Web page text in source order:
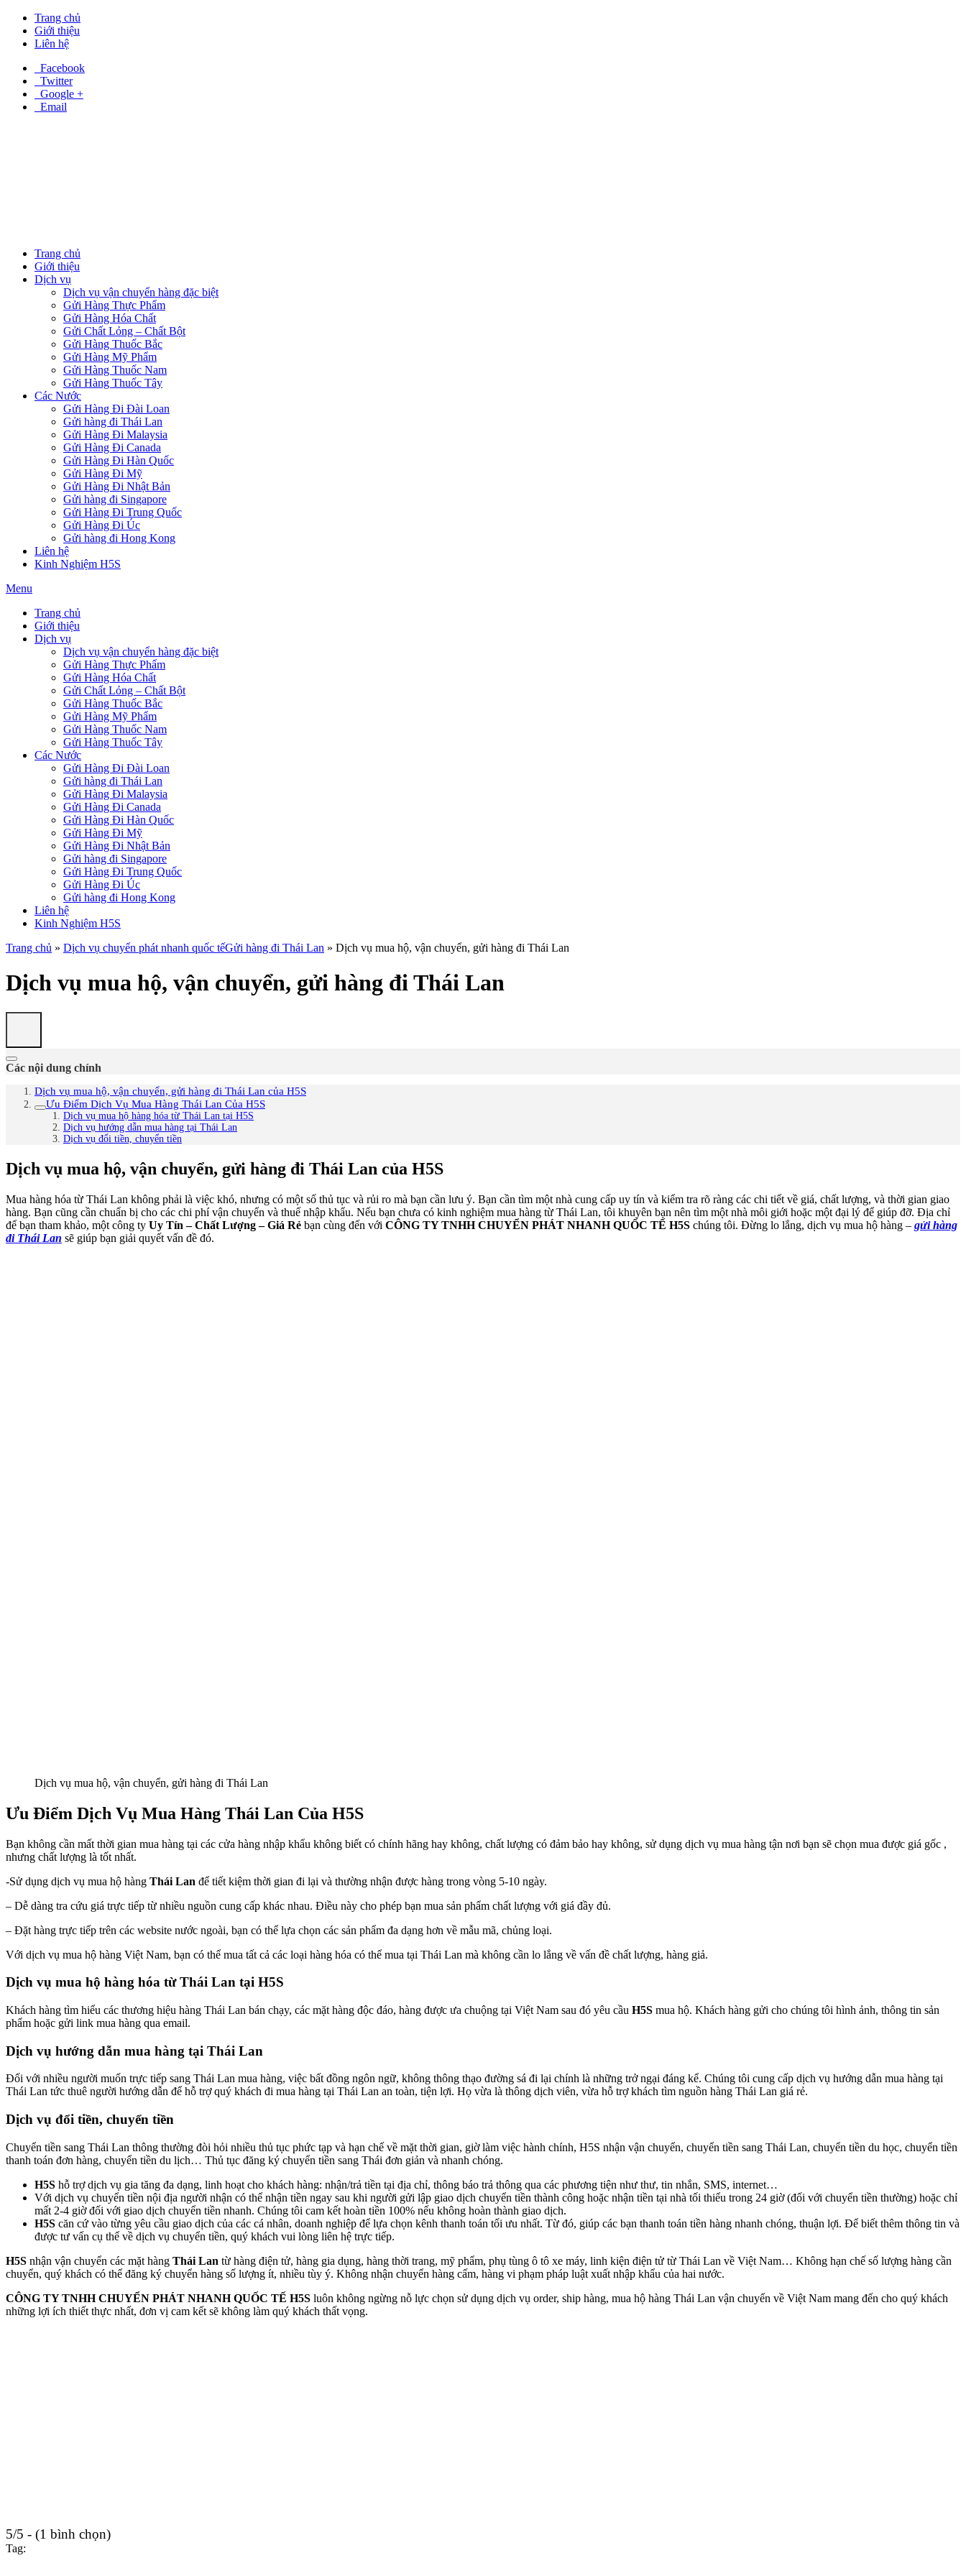
Trang chủ
Giới thiệu
Liên hệ
Facebook
Twitter
Google +
Email
Trang chủ
Giới thiệu
Dịch vụ
Dịch vụ vận chuyển hàng đặc biệt
Gửi Hàng Thực Phẩm
Gửi Hàng Hóa Chất
Gửi Chất Lỏng – Chất Bột
Gửi Hàng Thuốc Bắc
Gửi Hàng Mỹ Phẩm
Gửi Hàng Thuốc Nam
Gửi Hàng Thuốc Tây
Các Nước
Gửi Hàng Đi Đài Loan
Gửi hàng đi Thái Lan
Gửi Hàng Đi Malaysia
Gửi Hàng Đi Canada
Gửi Hàng Đi Hàn Quốc
Gửi Hàng Đi Mỹ
Gửi Hàng Đi Nhật Bản
Gửi hàng đi Singapore
Gửi Hàng Đi Trung Quốc
Gửi Hàng Đi Úc
Gửi hàng đi Hong Kong
Liên hệ
Kinh Nghiệm H5S
Menu
Trang chủ
Giới thiệu
Dịch vụ
Dịch vụ vận chuyển hàng đặc biệt
Gửi Hàng Thực Phẩm
Gửi Hàng Hóa Chất
Gửi Chất Lỏng – Chất Bột
Gửi Hàng Thuốc Bắc
Gửi Hàng Mỹ Phẩm
Gửi Hàng Thuốc Nam
Gửi Hàng Thuốc Tây
Các Nước
Gửi Hàng Đi Đài Loan
Gửi hàng đi Thái Lan
Gửi Hàng Đi Malaysia
Gửi Hàng Đi Canada
Gửi Hàng Đi Hàn Quốc
Gửi Hàng Đi Mỹ
Gửi Hàng Đi Nhật Bản
Gửi hàng đi Singapore
Gửi Hàng Đi Trung Quốc
Gửi Hàng Đi Úc
Gửi hàng đi Hong Kong
Liên hệ
Kinh Nghiệm H5S
Trang chủ » Dịch vụ chuyển phát nhanh quốc tếGửi hàng đi Thái Lan » Dịch vụ mua hộ, vận chuyển, gửi hàng đi Thái Lan
Dịch vụ mua hộ, vận chuyển, gửi hàng đi Thái Lan
Các nội dung chính
Dịch vụ mua hộ, vận chuyển, gửi hàng đi Thái Lan của H5S
Ưu Điểm Dịch Vụ Mua Hàng Thái Lan Của H5S
Dịch vụ mua hộ hàng hóa từ Thái Lan tại H5S
Dịch vụ hướng dẫn mua hàng tại Thái Lan
Dịch vụ đổi tiền, chuyển tiền
Dịch vụ mua hộ, vận chuyển, gửi hàng đi Thái Lan của H5S
Mua hàng hóa từ Thái Lan không phải là việc khó, nhưng có một số thủ tục và rủi ro mà bạn cần lưu ý. Bạn cần tìm một nhà cung cấp uy tín và kiểm tra rõ ràng các chi tiết về giá, chất lượng, và thời gian giao
hàng. Bạn cũng cần chuẩn bị cho các chi phí vận chuyển và thuế nhập khẩu. Nếu bạn chưa có kinh nghiệm mua hàng từ Thái Lan, tôi khuyên bạn nên tìm một nhà môi giới hoặc một đại lý để giúp đỡ. Địa chỉ
để bạn tham khảo, một công ty Uy Tín – Chất Lượng – Giá Rẻ bạn cùng đến với CÔNG TY TNHH CHUYỂN PHÁT NHANH QUỐC TẾ H5S chúng tôi. Đừng lo lắng, dịch vụ mua hộ hàng – gửi hàng
đi Thái Lan sẽ giúp bạn giải quyết vấn đề đó.
Dịch vụ mua hộ, vận chuyển, gửi hàng đi Thái Lan
Ưu Điểm Dịch Vụ Mua Hàng Thái Lan Của H5S
Bạn không cần mất thời gian mua hàng tại các cửa hàng nhập khẩu không biết có chính hãng hay không, chất lượng có đảm bảo hay không, sử dụng dịch vụ mua hàng tận nơi bạn sẽ chọn mua được giá gốc ,
nhưng chất lượng là tốt nhất.
-Sử dụng dịch vụ mua hộ hàng Thái Lan để tiết kiệm thời gian đi lại và thường nhận được hàng trong vòng 5-10 ngày.
– Dễ dàng tra cứu giá trực tiếp từ nhiều nguồn cung cấp khác nhau. Điều này cho phép bạn mua sản phẩm chất lượng với giá đầy đủ.
– Đặt hàng trực tiếp trên các website nước ngoài, bạn có thể lựa chọn các sản phẩm đa dạng hơn về mẫu mã, chủng loại.
Với dịch vụ mua hộ hàng Việt Nam, bạn có thể mua tất cả các loại hàng hóa có thể mua tại Thái Lan mà không cần lo lắng về vấn đề chất lượng, hàng giả.
Dịch vụ mua hộ hàng hóa từ Thái Lan tại H5S
Khách hàng tìm hiểu các thương hiệu hàng Thái Lan bán chạy, các mặt hàng độc đáo, hàng được ưa chuộng tại Việt Nam sau đó yêu cầu H5S mua hộ. Khách hàng gửi cho chúng tôi hình ảnh, thông tin sản
phẩm hoặc gửi link mua hàng qua email.
Dịch vụ hướng dẫn mua hàng tại Thái Lan
Đối với nhiều người muốn trực tiếp sang Thái Lan mua hàng, việc bất đồng ngôn ngữ, không thông thạo đường sá đi lại chính là những trở ngại đáng kể. Chúng tôi cung cấp dịch vụ hướng dẫn mua hàng tại
Thái Lan tức thuê người hướng dẫn để hỗ trợ quý khách đi mua hàng tại Thái Lan an toàn, tiện lợi. Họ vừa là thông dịch viên, vừa hỗ trợ khách tìm nguồn hàng Thái Lan giá rẻ.
Dịch vụ đổi tiền, chuyển tiền
Chuyển tiền sang Thái Lan thông thường đòi hỏi nhiều thủ tục phức tạp và hạn chế về mặt thời gian, giờ làm việc hành chính, H5S nhận vận chuyển, chuyển tiền sang Thái Lan, chuyển tiền du học, chuyển tiền
thanh toán đơn hàng, chuyển tiền du lịch… Thủ tục đăng ký chuyển tiền sang Thái đơn giản và nhanh chóng.
H5S hỗ trợ dịch vụ gia tăng đa dạng, linh hoạt cho khách hàng: nhận/trả tiền tại địa chỉ, thông báo trả thông qua các phương tiện như thư, tin nhắn, SMS, internet…
Với dịch vụ chuyển tiền nội địa người nhận có thể nhận tiền ngay sau khi người gửi lập giao dịch chuyển tiền thành công hoặc nhận tiền tại nhà tối thiểu trong 24 giờ (đối với chuyển tiền thường) hoặc chỉ
mất 2-4 giờ đối với giao dịch chuyển tiền nhanh. Chúng tôi cam kết hoàn tiền 100% nếu không hoàn thành giao dịch.
H5S căn cứ vào từng yêu cầu giao dịch của các cá nhân, doanh nghiệp để lựa chọn kênh thanh toán tối ưu nhất. Từ đó, giúp các bạn thanh toán tiền hàng nhanh chóng, thuận lợi. Để biết thêm thông tin và
được tư vấn cụ thể về dịch vụ chuyển tiền, quý khách vui lòng liên hệ trực tiếp.
H5S nhận vận chuyển các mặt hàng Thái Lan từ hàng điện tử, hàng gia dụng, hàng thời trang, mỹ phẩm, phụ tùng ô tô xe máy, linh kiện điện tử từ Thái Lan về Việt Nam… Không hạn chế số lượng hàng cần
chuyển, quý khách có thể đăng ký chuyển hàng số lượng ít, nhiều tùy ý. Không nhận chuyển hàng cấm, hàng vi phạm pháp luật xuất nhập khẩu của hai nước.
CÔNG TY TNHH CHUYỂN PHÁT NHANH QUỐC TẾ H5S luôn không ngừng nỗ lực chọn sử dụng dịch vụ order, ship hàng, mua hộ hàng Thái Lan vận chuyển về Việt Nam mang đến cho quý khách
những lợi ích thiết thực nhất, đơn vị cam kết sẽ không làm quý khách thất vọng.
5/5 - (1 bình chọn)
Tag: